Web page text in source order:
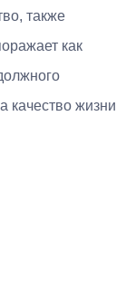
также
как
качество жизни